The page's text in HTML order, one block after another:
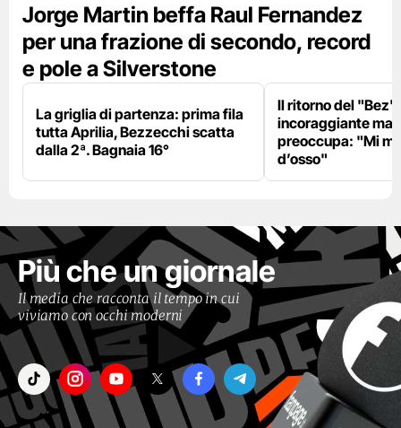
Jorge Martin beffa Raul Fernandez
per una frazione di secondo, record
e pole a Silverstone
La griglia di partenza: prima fila
tutta Aprilia, Bezzecchi scatta
dalla 2ª. Bagnaia 16°
Il ritorno del "Bez"
incoraggiante ma
preoccupa: "Mi
d’osso"
Più che un giornale
Il media che racconta il tempo in cui
viviamo con occhi moderni